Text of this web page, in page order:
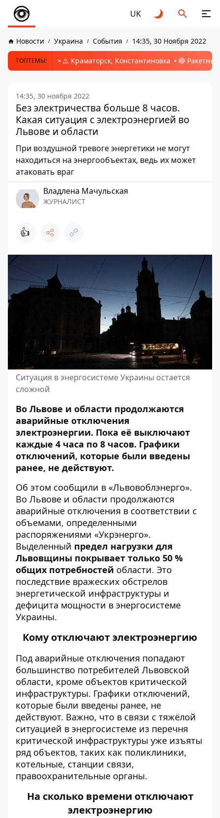
UK
Новости Украина События 14:35, 30 Ноября 2022
ТОПТЕМЫ: ⚠️ Краматорск, Константиновка 🔴
14:35, 30 ноября 2022
Без электричества больше 8 часов.
Какая ситуация с электроэнергией во
Львове и области
При воздушной тревоге энергетики не могут
находиться на энергообъектах, ведь их может
атаковать враг
Владлена Мачульская
ЖУРНАЛИСТ
👍
Ситуация в энергосистеме Украины остается
сложной
Во Львове и области продолжаются
аварийные отключения
электроэнергии. Пока её выключают
каждые 4 часа по 8 часов. Графики
отключений, которые были введены
ранее, не действуют.
Об этом сообщили в «Львовоблэнерго».
Во Львове и области продолжаются
аварийные отключения в соответствии с
объемами, определенными
распоряжениями «Укрэнерго».
Выделенный предел нагрузки для
Львовщины покрывает только 50 %
общих потребностей области. Это
последствие вражеских обстрелов
энергетической инфраструктуры и
дефицита мощности в энергосистеме
Украины.
Кому отключают электроэнергию
Под аварийные отключения попадают
большинство потребителей Львовской
области, кроме объектов критической
инфраструктуры. Графики отключений,
которые были введены ранее, не
действуют. Важно, что в связи с тяжёлой
ситуацией в энергосистеме из перечня
критической инфраструктуры уже изъяты
ряд объектов, таких как поликлиники,
котельные, станции связи,
правоохранительные органы.
На сколько времени отключают
электроэнергию